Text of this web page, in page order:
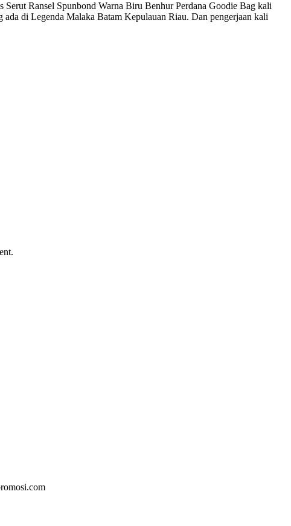
Serut Ransel Spunbond Warna Biru Benhur Perdana Goodie Bag kali
di Legenda Malaka Batam Kepulauan Riau. Dan pengerjaan kali